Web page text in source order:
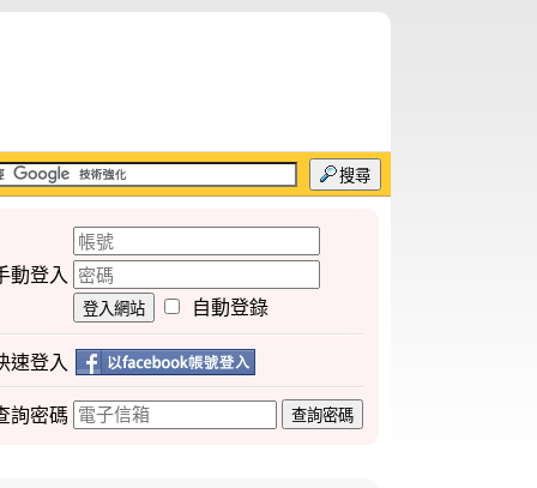
搜尋
動登入
登入網站 自動登錄
速登入
詢密碼 查詢密碼